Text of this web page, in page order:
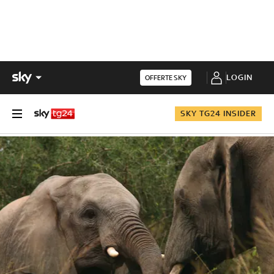
OFFERTE SKY LOGIN
SKY TG24 INSIDER